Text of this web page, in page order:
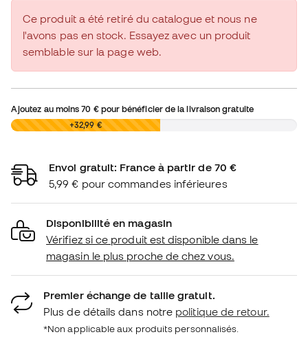
Ce produit a été retiré du catalogue et nous ne
l'avons pas en stock. Essayez avec un produit
semblable sur la page web.
Ajoutez au moins70 €pour bénéficier de la livraison gratuite
0,00 € +32,99 €
Envoi gratuit: France à partir de 70 €
5,99 € pour commandes inférieures
Disponibilité en magasin
Vérifiez si ce produit est disponible dans le
magasin le plus proche de chez vous.
Premier échange de taille gratuit.
Plus de détails dans notre politique de retour.
*Non applicable aux produits personnalisés.